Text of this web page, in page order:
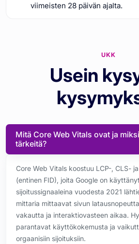
viimeisten 28 päivän ajalta.
UKK
Usein
Mitä Core Web Vitals ovat ja
tärkeitä?
Core Web Vitals koostuu LCP-, CLS-
(entinen FID), joita Google on
sijoitussignaaleina vuodesta 2021
mittaria mittaavat sivun
vakautta ja interaktiovasteen aikaa.
parantavat käyttökokemusta ja
orgaanisiin sijoituksiin.